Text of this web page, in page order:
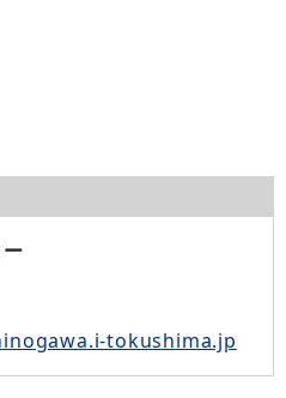
tokushima.jp